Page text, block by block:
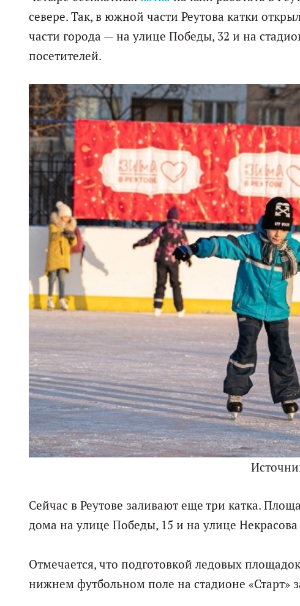
севере. Так, в южной части Реутова катки
части города — на улице Победы, 32 и на
посетителей.
Сейчас в Реутове заливают еще три катка.
дома на улице Победы, 15 и на улице
Отмечается, что подготовкой ледовых
нижнем футбольном поле на стадионе «Старт»